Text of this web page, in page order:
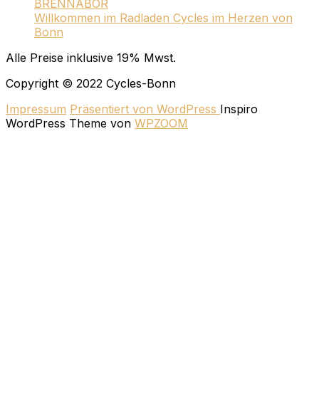
BRENNABOR
Willkommen im Radladen Cycles im Herzen von
Bonn
Alle Preise inklusive 19% Mwst.
Copyright © 2022 Cycles-Bonn
Impressum Präsentiert von WordPress Inspiro
WordPress Theme von WPZOOM